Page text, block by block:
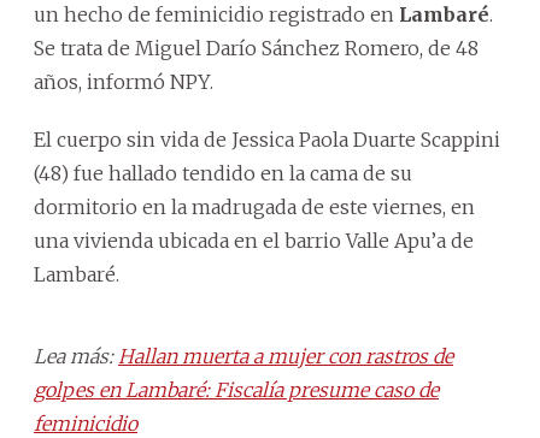
un hecho de feminicidio registrado en Lambaré.
Se trata de Miguel Darío Sánchez Romero, de 48
años, informó NPY.
El cuerpo sin vida de Jessica Paola Duarte Scappini
(48) fue hallado tendido en la cama de su
dormitorio en la madrugada de este viernes, en
una vivienda ubicada en el barrio Valle Apu’a de
Lambaré.
Lea más: Hallan muerta a mujer con rastros de
golpes en Lambaré: Fiscalía presume caso de
feminicidio